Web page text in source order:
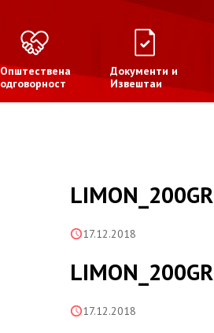
Општествена
одговорност
Документи и
Извештаи
LIMON_200GR
17.12.2018
LIMON_200GR
17.12.2018